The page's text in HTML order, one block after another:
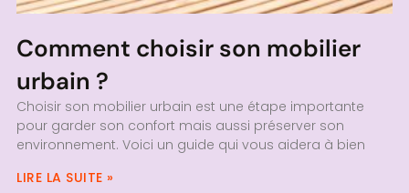
Comment choisir son mobilier
urbain ?
Choisir son mobilier urbain est une étape importante
pour garder son confort mais aussi préserver son
environnement. Voici un guide qui vous aidera à bien
LIRE LA SUITE »